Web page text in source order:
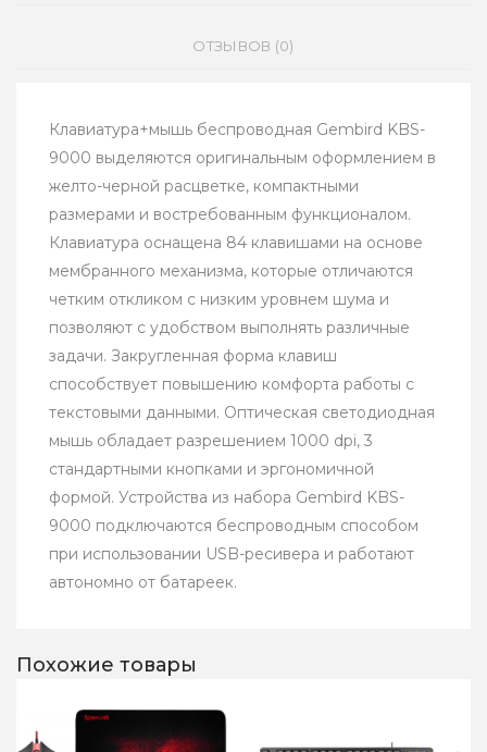
ОТЗЫВОВ (0)
Клавиатура+мышь беспроводная Gembird KBS-
9000 выделяются оригинальным оформлением в
желто-черной расцветке, компактными
размерами и востребованным функционалом.
Клавиатура оснащена 84 клавишами на основе
мембранного механизма, которые отличаются
четким откликом с низким уровнем шума и
позволяют с удобством выполнять различные
задачи. Закругленная форма клавиш
способствует повышению комфорта работы с
текстовыми данными. Оптическая светодиодная
мышь обладает разрешением 1000 dpi, 3
стандартными кнопками и эргономичной
формой. Устройства из набора Gembird KBS-
9000 подключаются беспроводным способом
при использовании USB-ресивера и работают
автономно от батареек.
Похожие товары